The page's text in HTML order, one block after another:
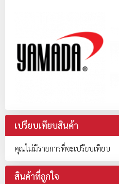
เปรียบเทียบสินค้า
คุณไม่มีรายการที่จะเปรียบเทียบ
สินค้าที่ถูกใจ